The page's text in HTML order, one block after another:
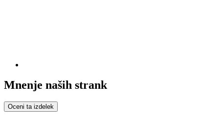
Mnenje naših strank
Oceni ta izdelek